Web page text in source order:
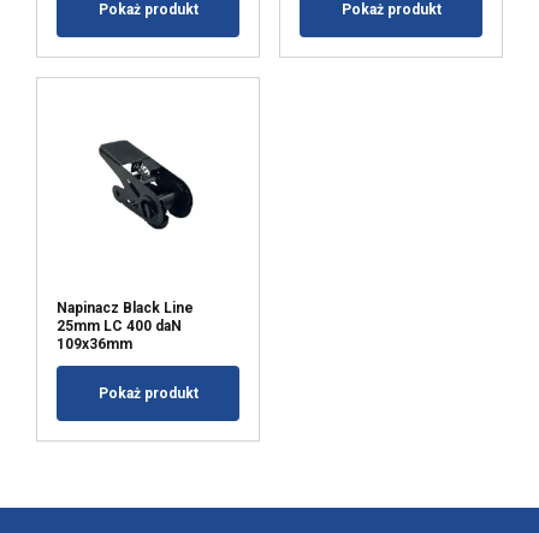
Pokaż produkt Pokaż produkt
Napinacz Black Line
25mm LC 400 daN
109x36mm
Pokaż produkt